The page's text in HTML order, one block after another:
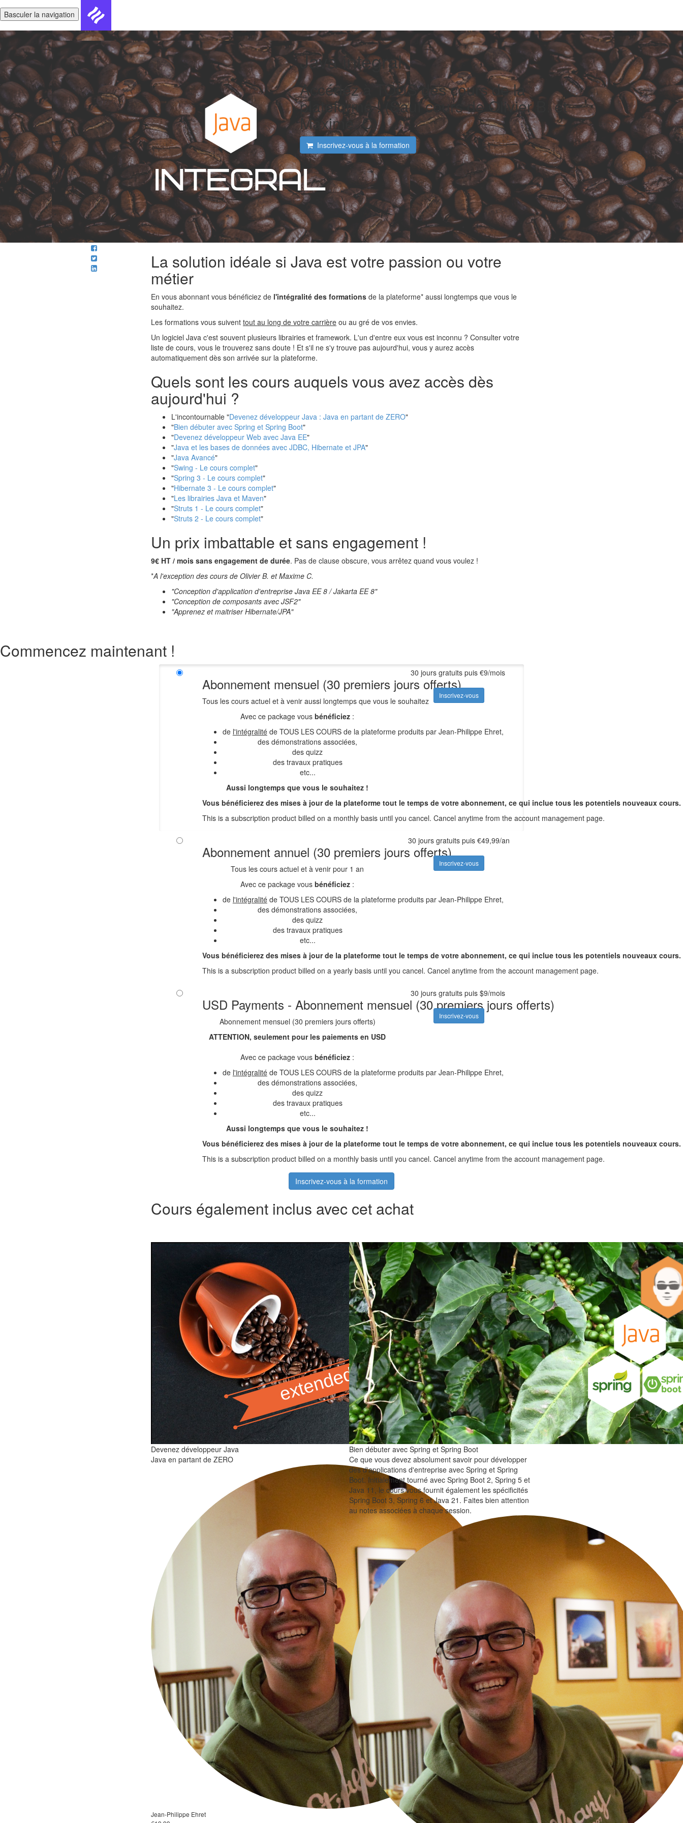
Basculer la navigation
Java intégral
Accédez à TOUS des cours de la
plateforme ! (Sauf cours de Olivier B. et
Maxime. C)
Inscrivez-vous à la formation
La solution idéale si Java est votre passion ou votre
métier
En vous abonnant vous bénéficiez de l'intégralité des formations de la plateforme* aussi longtemps que vous le
souhaitez.
Les formations vous suivent tout au long de votre carrière ou au gré de vos envies.
Un logiciel Java c'est souvent plusieurs librairies et framework. L'un d'entre eux vous est inconnu ? Consulter votre
liste de cours, vous le trouverez sans doute ! Et s'il ne s'y trouve pas aujourd'hui, vous y aurez accès
automatiquement dès son arrivée sur la plateforme.
Quels sont les cours auquels vous avez accès dès
aujourd'hui ?
L'incontournable "Devenez développeur Java : Java en partant de ZERO"
"Bien débuter avec Spring et Spring Boot"
"Devenez développeur Web avec Java EE"
"Java et les bases de données avec JDBC, Hibernate et JPA"
"Java Avancé"
"Swing - Le cours complet"
"Spring 3 - Le cours complet"
"Hibernate 3 - Le cours complet"
"Les librairies Java et Maven"
"Struts 1 - Le cours complet"
"Struts 2 - Le cours complet"
Un prix imbattable et sans engagement !
9€ HT / mois sans engagement de durée. Pas de clause obscure, vous arrêtez quand vous voulez !
*A l'exception des cours de Olivier B. et Maxime C.
"Conception d'application d'entreprise Java EE 8 / Jakarta EE 8"
"Conception de composants avec JSF2"
"Apprenez et maitriser Hibernate/JPA"
Commencez maintenant !
Abonnement mensuel (30 premiers jours offerts)
Tous les cours actuel et à venir aussi longtemps que vous le souhaitez
Avec ce package vousbénéficiez :
de l'intégralitéde TOUS LES COURS de la plateforme produits par Jean-Philippe Ehret,
des démonstrations associées,
des quizz
des travaux pratiques
etc...
Aussi longtemps que vous le souhaitez !
Vous bénéficierez des mises à jour de la plateforme tout le temps de votre abonnement, ce qui inclue tous les potentiels nouveaux cours.
This is a subscription product billed on a monthly basis until you cancel. Cancel anytime from the account management page.
30 jours gratuits puis €9/mois
Inscrivez-vous
Abonnement annuel (30 premiers jours offerts)
Tous les cours actuel et à venir pour 1 an
Avec ce package vousbénéficiez :
de l'intégralitéde TOUS LES COURS de la plateforme produits par Jean-Philippe Ehret,
des démonstrations associées,
des quizz
des travaux pratiques
etc...
Vous bénéficierez des mises à jour de la plateforme tout le temps de votre abonnement, ce qui inclue tous les potentiels nouveaux cours.
This is a subscription product billed on a yearly basis until you cancel. Cancel anytime from the account management page.
30 jours gratuits puis €49,99/an
Inscrivez-vous
USD Payments - Abonnement mensuel (30 premiers jours offerts)
Abonnement mensuel (30 premiers jours offerts)
ATTENTION, seulement pour les paiements en USD
Avec ce package vousbénéficiez :
de l'intégralitéde TOUS LES COURS de la plateforme produits par Jean-Philippe Ehret,
des démonstrations associées,
des quizz
des travaux pratiques
etc...
Aussi longtemps que vous le souhaitez !
Vous bénéficierez des mises à jour de la plateforme tout le temps de votre abonnement, ce qui inclue tous les potentiels nouveaux cours.
This is a subscription product billed on a monthly basis until you cancel. Cancel anytime from the account management page.
30 jours gratuits puis $9/mois
Inscrivez-vous
Inscrivez-vous à la formation
Cours également inclus avec cet achat
Devenez développeur Java
Java en partant de ZERO
Jean-Philippe Ehret
Bien débuter avec Spring et Spring Boot
Ce que vous devez absolument savoir pour développer
des d'applications d'entreprise avec Spring et Spring
Boot. Initialement tourné avec Spring Boot 2, Spring 5 et
Java 11, le cours vous fournit également les spécificités
Spring Boot 3, Spring 6 et Java 21. Faites bien attention
au notes associées à chaque session.